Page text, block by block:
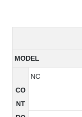
MODEL
CO
NT
NC